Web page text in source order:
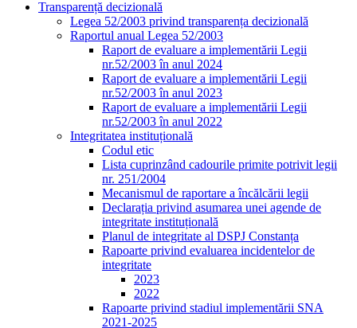
Transparență decizională
Legea 52/2003 privind transparența decizională
Raportul anual Legea 52/2003
Raport de evaluare a implementării Legii
nr.52/2003 în anul 2024
Raport de evaluare a implementării Legii
nr.52/2003 în anul 2023
Raport de evaluare a implementării Legii
nr.52/2003 în anul 2022
Integritatea instituțională
Codul etic
Lista cuprinzând cadourile primite potrivit legii
nr. 251/2004
Mecanismul de raportare a încălcării legii
Declarația privind asumarea unei agende de
integritate instituțională
Planul de integritate al DSPJ Constanța
Rapoarte privind evaluarea incidentelor de
integritate
2023
2022
Rapoarte privind stadiul implementării SNA
2021-2025